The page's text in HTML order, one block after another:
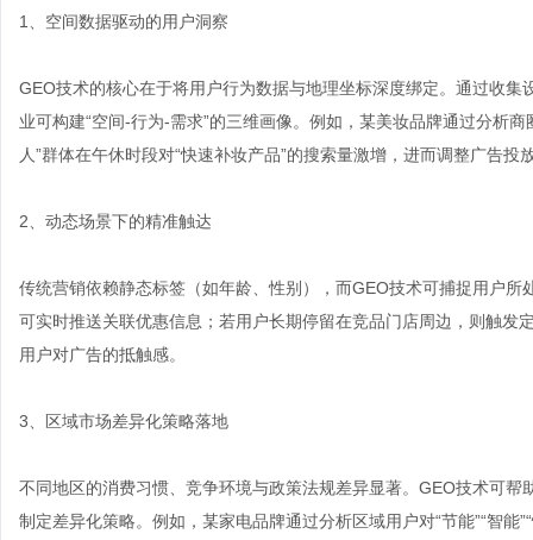
1、空间数据驱动的用户洞察
GEO技术的核心在于将用户行为数据与地理坐标深度绑定。通过收
业可构建“空间-行为-需求”的三维画像。例如，某美妆品牌通过分析
人”群体在午休时段对“快速补妆产品”的搜索量激增，进而调整广告投
2、动态场景下的精准触达
传统营销依赖静态标签（如年龄、性别），而GEO技术可捕捉用户
可实时推送关联优惠信息；若用户长期停留在竞品门店周边，则触发
用户对广告的抵触感。
3、区域市场差异化策略落地
不同地区的消费习惯、竞争环境与政策法规差异显著。GEO技术可
制定差异化策略。例如，某家电品牌通过分析区域用户对“节能”“智